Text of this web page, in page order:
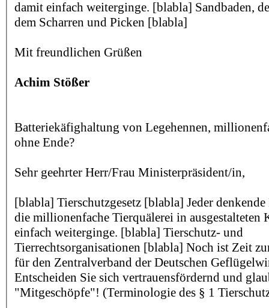
damit einfach weiterginge. [blabla] Sandbaden,
dem Scharren und Picken [blabla]
Mit freundlichen Grüßen
Achim Stößer
Batteriekäfighaltung von Legehennen,
ohne Ende?
Sehr geehrter Herr/Frau Ministerpräsident/in,
[blabla] Tierschutzgesetz [blabla] Jeder denkende
die millionenfache Tierquälerei in ausgestalteten
einfach weiterginge. [blabla] Tierschutz- und
Tierrechtsorganisationen [blabla] Noch ist Zeit
für den Zentralverband der Deutschen
Entscheiden Sie sich vertrauensfördernd und
"Mitgeschöpfe"! (Terminologie des § 1